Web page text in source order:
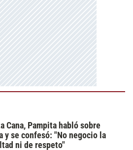
Cana, Pampita habló sobre
y se confesó: "No negocio la
ni de respeto"